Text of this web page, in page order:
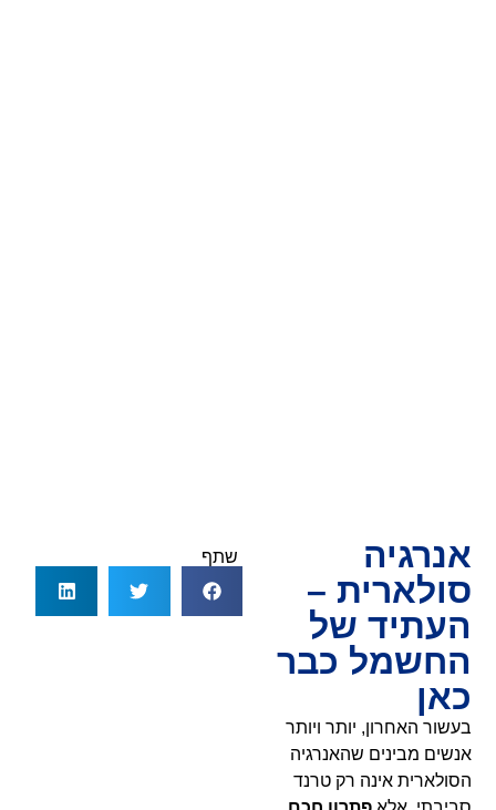
אנרגיה
סולארית –
העתיד של
החשמל כבר
כאן
בעשור האחרון, יותר ויותר
אנשים מבינים שהאנרגיה
הסולארית אינה רק טרנד
שתף